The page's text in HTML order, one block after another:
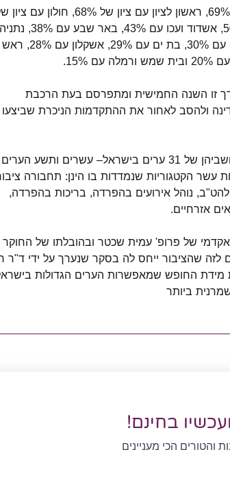
בהמשך דירוג הערים ניתן למצוא את כפר סבא עם ציון של 69%, ראשון לציון עם ציון של 68%,
63%, אילת עם ציון של 55% חיפה עם 52%, רעננה עם 50%, אשדוד ועכו עם 43%, באר שבע עם 38%, נתניה
עם 37%, פתח תקווה עם 33%, חדרה עם 31%, לוד ונהריה עם 30%, בת ים עם 29%, אשקלון עם 28%, ראש
זו השנה החמישית ומתפרסם בעת הרכבת
ולהסב לאחור את ההתקדמות הניכרת שביצעו
מדד החופש העירוני בודק את מידת החופש ממנה נהנים תושביהן של 31 ערים בישראל– עשרים ותשע הערים
הקטגוריות שנמדדות בו הינן: תחבורה
נוהל אירועים בהפרדה, בריכות בהפרדה,
אזרחיים.
של פרופ' עמית שכטר ובהובלתו של החוקר
שהציבור ייחס לה בסקר שנערך על ידי ד"ר
מידת החופש שמאפשרות הערים הגדולות
ביותר
בחינם!
והטורים הכי מעניינים